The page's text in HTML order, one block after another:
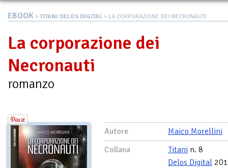
EBOOK > TITANI DELOS DIGITAL > LA CORPORAZIONE DEI NECRONAUTI
La corporazione dei
Necronauti
romanzo
Autore
Maico Morellini
Collana
Titani n. 8
Delos Digital